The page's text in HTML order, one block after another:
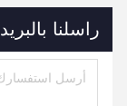
راسلنا